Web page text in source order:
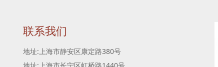
联系我们
地址:上海市静安区康定路380号